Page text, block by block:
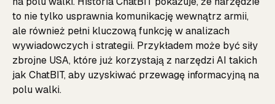
to nie tylko usprawnia komunikację wewnątrz armii,
ale również pełni kluczową funkcję w analizach
wywiadowczych i strategii. Przykładem może być siły
zbrojne USA, które już korzystają z narzędzi AI takich
jak ChatBIT, aby uzyskiwać przewagę informacyjną na
polu walki.